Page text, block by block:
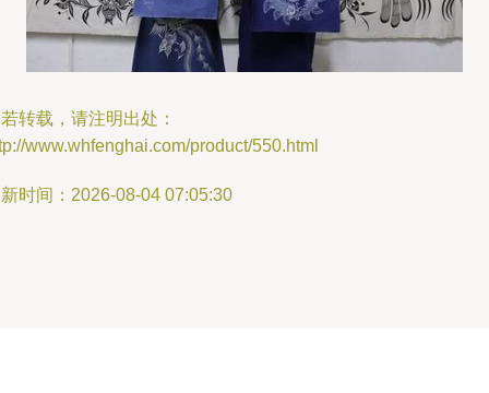
转载，请注明出处：
www.whfenghai.com/product/550.html
时间：2026-08-04 07:05:30